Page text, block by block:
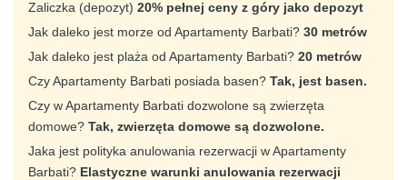
Zaliczka (depozyt) 20% pełnej ceny z góry jako depozyt
Jak daleko jest morze od Apartamenty Barbati? 30 metrów
Jak daleko jest plaża od Apartamenty Barbati? 20 metrów
Czy Apartamenty Barbati posiada basen? Tak, jest basen.
Czy w Apartamenty Barbati dozwolone są zwierzęta
domowe? Tak, zwierzęta domowe są dozwolone.
Jaka jest polityka anulowania rezerwacji w Apartamenty
Barbati? Elastyczne warunki anulowania rezerwacji